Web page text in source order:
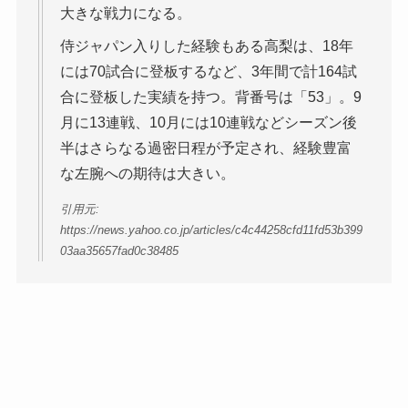
大きな戦力になる。
侍ジャパン入りした経験もある高梨は、18年
には70試合に登板するなど、3年間で計164試
合に登板した実績を持つ。背番号は「53」。9
月に13連戦、10月には10連戦などシーズン後
半はさらなる過密日程が予定され、経験豊富
な左腕への期待は大きい。
引用元:
https://news.yahoo.co.jp/articles/c4c44258cfd11fd53b399
03aa35657fad0c38485